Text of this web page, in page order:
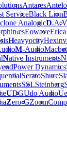
Antares
ServiceBlack Lion
AnalogicD.A.V
Eowave
Heavyocity
M-Audio
Native Instruments
Power Dynamics
SeratoShure
SSLSteinberg
UDGUdo Audio
Zero-GZoom